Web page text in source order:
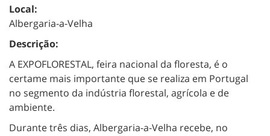
Local:
Albergaria-a-Velha
Descrição:
A EXPOFLORESTAL, feira nacional da floresta, é o
certame mais importante que se realiza em Portugal
no segmento da indústria florestal, agrícola e de
ambiente.
Durante três dias, Albergaria-a-Velha recebe, no